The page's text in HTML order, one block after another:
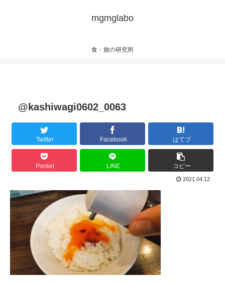
mgmglabo
食・旅の研究所
@kashiwagi0602_0063
Twitter Facebook はてブ
Pocket LINE コピー
2021.04.12